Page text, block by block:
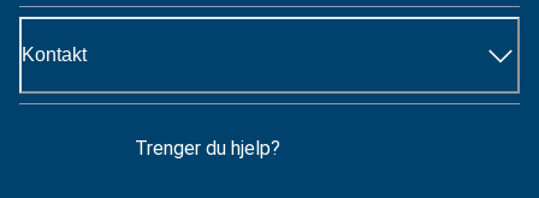
Kontakt
Trenger du hjelp?